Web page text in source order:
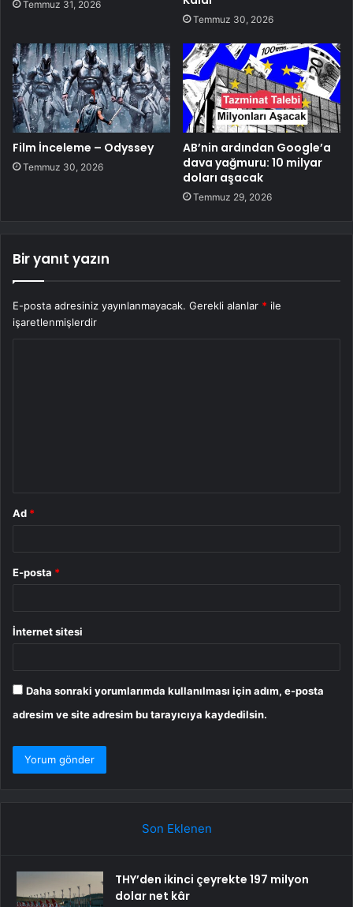
Temmuz 31, 2026
Temmuz 30, 2026
Film İnceleme – Odyssey
Temmuz 30, 2026
AB’nin ardından Google’a
dava yağmuru: 10 milyar
doları aşacak
Temmuz 29, 2026
Bir yanıt yazın
E-posta adresiniz yayınlanmayacak. Gerekli alanlar * ile
işaretlenmişlerdir
Ad *
E-posta *
İnternet sitesi
Daha sonraki yorumlarımda kullanılması için adım, e-posta
adresim ve site adresim bu tarayıcıya kaydedilsin.
Son Eklenen
THY’den ikinci çeyrekte 197 milyon
dolar net kâr